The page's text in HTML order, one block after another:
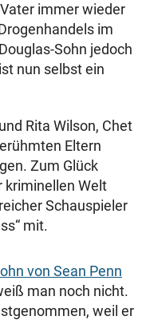
immer wieder
im
Sohn jedoch
nun selbst ein
Rita Wilson, Chet
Eltern
Zum Glück
kriminellen Welt
Schauspieler
mit.
von Sean Penn
man noch nicht.
weil er